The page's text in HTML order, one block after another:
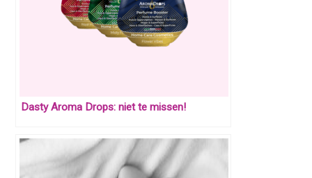
Dasty Aroma Drops: niet te missen!